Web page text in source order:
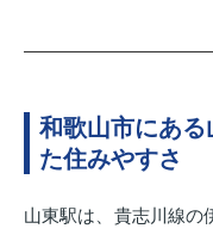
和歌山市にあ
た住みやすさ
山東駅は、貴志川線の